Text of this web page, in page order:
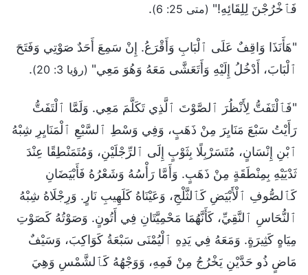
فَٱخْرُجْنَ لِلِقَائِهِ!" (متى 25: 6) .
"هَأَنَذَا وَاقِفٌ عَلَى ٱلْبَابِ وَأَقْرَعُ. إِنْ سَمِعَ أَحَدٌ صَوْتِي وَفَتَحَ
ٱلْبَابَ، أَدْخُلُ إِلَيْهِ وَأَتَعَشَّى مَعَهُ وَهُوَ مَعِي" (رؤيا 3: 20) .
"فَٱلْتَفَتُّ لِأَنْظُرَ ٱلصَّوْتَ ٱلَّذِي تَكَلَّمَ مَعِي. وَلَمَّا ٱلْتَفَتُّ
رَأَيْتُ سَبْعَ مَنَايِرَ مِنْ ذَهَبٍ، وَفِي وَسْطِ ٱلسَّبْعِ ٱلْمَنَايِرِ شِبْهُ
ٱبْنِ إِنْسَانٍ، مُتَسَرْبِلًا بِثَوْبٍ إِلَى ٱلرِّجْلَيْنِ، وَمُتَمَنْطِقًا عِنْدَ
ثَدْيَيْهِ بِمِنْطَقَةٍ مِنْ ذَهَبٍ. وَأَمَّا رَأْسُهُ وَشَعْرُهُ فَأَبْيَضَانِ
كَٱلصُّوفِ ٱلْأَبْيَضِ كَٱلثَّلْجِ، وَعَيْنَاهُ كَلَهِيبِ نَارٍ. وَرِجْلَاهُ شِبْهُ
ٱلنُّحَاسِ ٱلنَّقِيِّ، كَأَنَّهُمَا مَحْمِيَّتَانِ فِي أَتُونٍ. وَصَوْتُهُ كَصَوْتِ
مِيَاهٍ كَثِيرَةٍ. وَمَعَهُ فِي يَدِهِ ٱلْيُمْنَى سَبْعَةُ كَوَاكِبَ، وَسَيْفٌ
مَاضٍ ذُو حَدَّيْنِ يَخْرُجُ مِنْ فَمِهِ، وَوَجْهُهُ كَٱلشَّمْسِ وَهِيَ